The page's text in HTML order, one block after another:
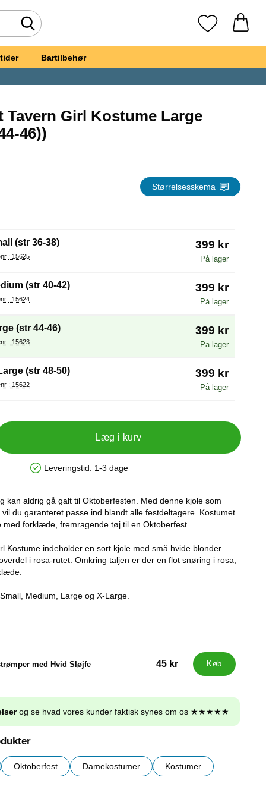
Foretag søgning Mine favoritter
Bartilbehør
favorit
Tavern Girl Kostume Large
46))
Størrelsesskema
af en ny radioknap vil genindlæse siden)
(str 36-38)
Varenr : 15625
399 kr
På lager
(str 40-42)
Varenr : 15624
399 kr
På lager
(str 44-46)
Varenr : 15623
399 kr
På lager
(str 48-50)
Varenr : 15622
399 kr
På lager
Læg i kurv
Produkttilgængelighed: På lager
Leveringstid: 1-3 dage
kan aldrig gå galt til Oktoberfesten. Med denne kjole som
du garanteret passe ind blandt alle festdeltagere. Kostumet
forklæde, fremragende tøj til en Oktoberfest.
Kostume indeholder en sort kjole med små hvide blonder
i rosa-rutet. Omkring taljen er der en flot snøring i rosa,
Medium, Large og X-Large.
med Hvid Sløjfe 45 kr Køb
og se hvad vores kunder faktisk synes om os ★★★★★
Oktoberfest Damekostumer Kostumer